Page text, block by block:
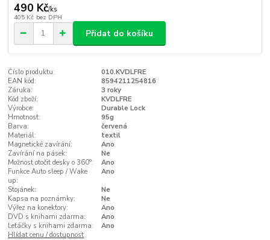
490 Kč/ks
405 Kč bez DPH
Přidat do košíku
Číslo produktu:
010.KVDLFRE
EAN kód:
8594211254816
Záruka:
3 roky
Kód zboží:
KVDLFRE
Výrobce:
Durable Lock
Hmotnost:
95g
Barva:
červená
Materiál:
textil
Magnetické zavírání:
Ano
Zavírání na pásek:
Ne
Možnost otočit desky o 360°:
Ano
Funkce Auto sleep / Wake
up:
Ano
Stojánek:
Ne
Kapsa na poznámky:
Ne
Výřez na konektory:
Ano
DVD s knihami zdarma:
Ano
Letáčky s knihami zdarma:
Ano
Hlídat cenu / dostupnost